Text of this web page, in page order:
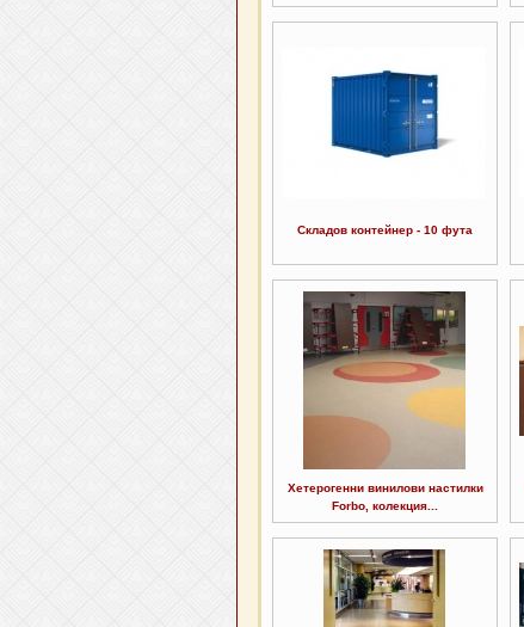
Складов контейнер - 10 фута
Хетерогенни винилови настилки
Forbo, колекция...